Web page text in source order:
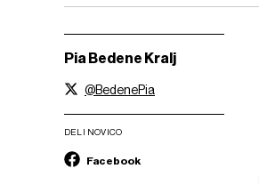
Pia Bedene Kralj
@BedenePia
DELI NOVICO
Facebook